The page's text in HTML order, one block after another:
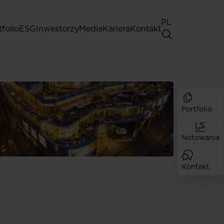
ESG Inwestorzy
Walne Zgromadzenia
Zasady dobrych praktyk
Akcjonariat
Analitycy
Dywidendy
Akcje
Emisje
MediaKarieraKontakt
PL
Portfolio
Notowania
Kontakt